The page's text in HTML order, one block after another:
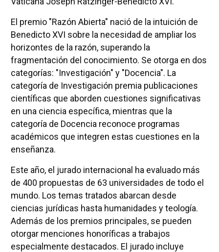
El premio "Razón Abierta" nació de la intuición de
Benedicto XVI sobre la necesidad de ampliar los
horizontes de la razón, superando la
fragmentación del conocimiento. Se otorga en dos
categorías: "Investigación" y "Docencia". La
categoría de Investigación premia publicaciones
científicas que aborden cuestiones significativas
en una ciencia específica, mientras que la
categoría de Docencia reconoce programas
académicos que integren estas cuestiones en la
enseñanza.
Este año, el jurado internacional ha evaluado más
de 400 propuestas de 63 universidades de todo el
mundo. Los temas tratados abarcan desde
ciencias jurídicas hasta humanidades y teología.
Además de los premios principales, se pueden
otorgar menciones honoríficas a trabajos
especialmente destacados. El jurado incluye